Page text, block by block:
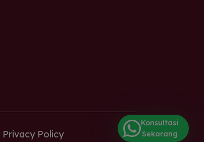
Privacy Policy
Konsultasi
Sekarang